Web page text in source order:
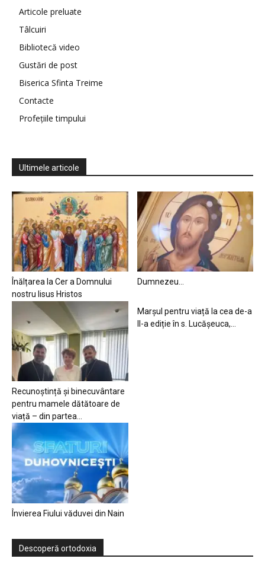
Articole preluate
Tâlcuiri
Bibliotecă video
Gustări de post
Biserica Sfinta Treime
Contacte
Profețiile timpului
Ultimele articole
Înălțarea la Cer a Domnului
nostru Iisus Hristos
Dumnezeu…
Recunoștință și binecuvântare
pentru mamele dătătoare de
viață – din partea...
Marșul pentru viață la cea de-a
II-a ediție în s. Lucășeuca,...
Învierea Fiului văduvei din Nain
Descoperă ortodoxia